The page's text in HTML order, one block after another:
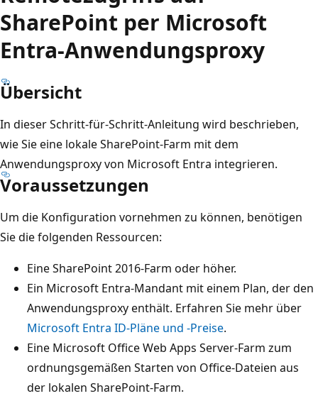
SharePoint per Microsoft
Entra-Anwendungsproxy
Übersicht
In dieser Schritt-für-Schritt-Anleitung wird beschrieben,
wie Sie eine lokale SharePoint-Farm mit dem
Anwendungsproxy von Microsoft Entra integrieren.
Voraussetzungen
Um die Konfiguration vornehmen zu können, benötigen
Sie die folgenden Ressourcen:
Eine SharePoint 2016-Farm oder höher.
Ein Microsoft Entra-Mandant mit einem Plan, der den
Anwendungsproxy enthält. Erfahren Sie mehr über
Microsoft Entra ID-Pläne und -Preise.
Eine Microsoft Office Web Apps Server-Farm zum
ordnungsgemäßen Starten von Office-Dateien aus
der lokalen SharePoint-Farm.